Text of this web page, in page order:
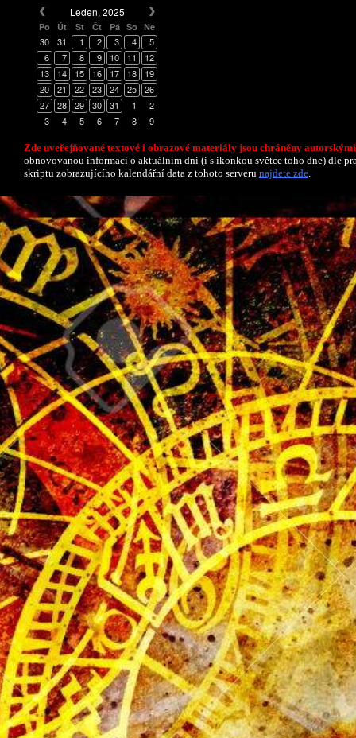
Leden, 2025
Po Út St Čt Pá So Ne
30 31 1 2 3 4
5
6
7 8 9 10 11
12
13
14 15 16 17 18
19
20
21 22 23 24 25
26
27
28 29 30 31 1
2
3
4 5 6 7 8 9
Zde uveřejňované textové i obrazové materiály jsou chráněny
obnovovanou informaci o aktuálním dni (i s ikonkou světce toho dne) dle
skriptu zobrazujícího kalendářní data z tohoto serveru najdete zde.